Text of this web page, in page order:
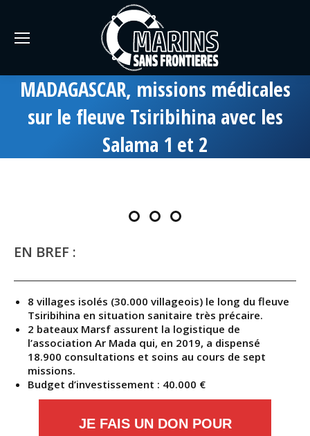
MADAGASCAR, missions médicales
sur le fleuve Tsiribihina avec les
Salama 1 et 2
EN BREF :
8 villages isolés (30.000 villageois) le long du fleuve
Tsiribihina en situation sanitaire très précaire.
2 bateaux Marsf assurent la logistique de
l’association Ar Mada qui, en 2019, a dispensé
18.900 consultations et soins au cours de sept
missions.
Budget d’investissement : 40.000 €
JE FAIS UN DON POUR